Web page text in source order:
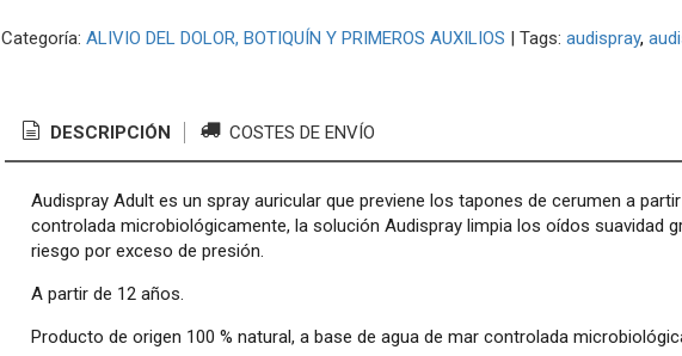
Categoría: ALIVIO DEL DOLOR, BOTIQUÍN Y PRIMEROS AUXILIOS | Tags: audispray
DESCRIPCIÓN COSTES DE ENVÍO
Audispray Adult es un spray auricular que previene los tapones de cerumen a
controlada microbiológicamente, la solución Audispray limpia los oídos suavidad
riesgo por exceso de presión.
A partir de 12 años.
Producto de origen 100 % natural, a base de agua de mar controlada